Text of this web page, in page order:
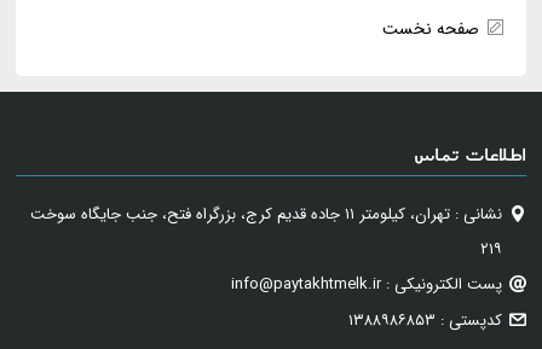
صفحه نخست
اطلاعات تماس
نشانی : تهران، کیلومتر ۱۱ جاده قدیم کرج، بزرگراه فتح، جنب جایگاه سوخت
۲۱۹
پست الکترونیکی : info@paytakhtmelk.ir
کدپستی : ۱۳۸۸۹۸۶۸۵۳